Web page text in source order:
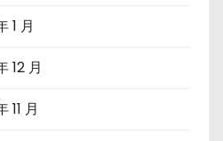
1 月
12 月
11 月